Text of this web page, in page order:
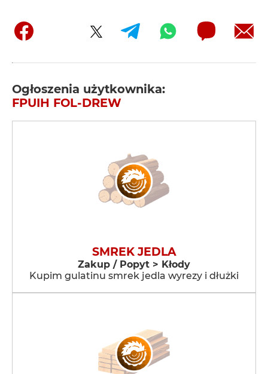
Ogłoszenia użytkownika:
FPUIH FOL-DREW
SMREK JEDLA
Zakup / Popyt > Kłody
Kupim gulatinu smrek jedla wyrezy i dłużki